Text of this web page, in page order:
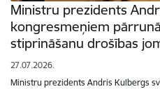
Ministru prezidents
kongresmeņiem
stiprināšanu drošības
27.07.2026.
Ministru prezidents Andris Kulbergs